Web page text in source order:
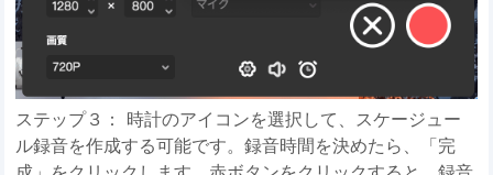
ステップ３： 時計のアイコンを選択して、スケージュー
ル録音を作成する可能です。録音時間を決めたら、「完